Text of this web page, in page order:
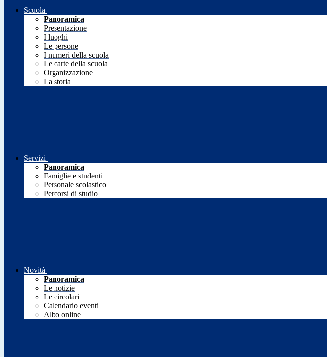
Scuola
Panoramica
Presentazione
I luoghi
Le persone
I numeri della scuola
Le carte della scuola
Organizzazione
La storia
Servizi
Panoramica
Famiglie e studenti
Personale scolastico
Percorsi di studio
Novità
Panoramica
Le notizie
Le circolari
Calendario eventi
Albo online